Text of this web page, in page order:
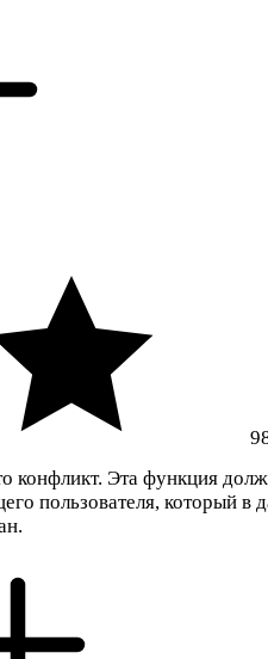
конфликт. Эта функция
пользователя, который в